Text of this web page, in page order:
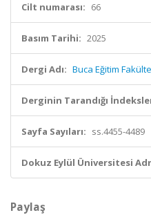
Cilt numarası: 66
Basım Tarihi: 2025
Dergi Adı: Buca Eğitim
Derginin Tarandığı
Sayfa Sayıları: ss.4455-4489
Dokuz Eylül Üniversitesi
Paylaş